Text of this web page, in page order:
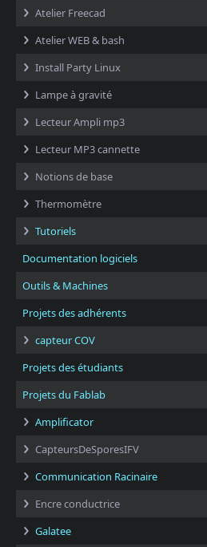
Atelier Freecad
Atelier WEB & bash
Install Party Linux
Lampe à gravité
Lecteur Ampli mp3
Lecteur MP3 cannette
Notions de base
Thermomètre
Tutoriels
Documentation logiciels
Outils & Machines
Projets des adhérents
capteur COV
Projets des étudiants
Projets du Fablab
Amplificator
CapteursDeSporesIFV
Communication Racinaire
Encre conductrice
Galatee